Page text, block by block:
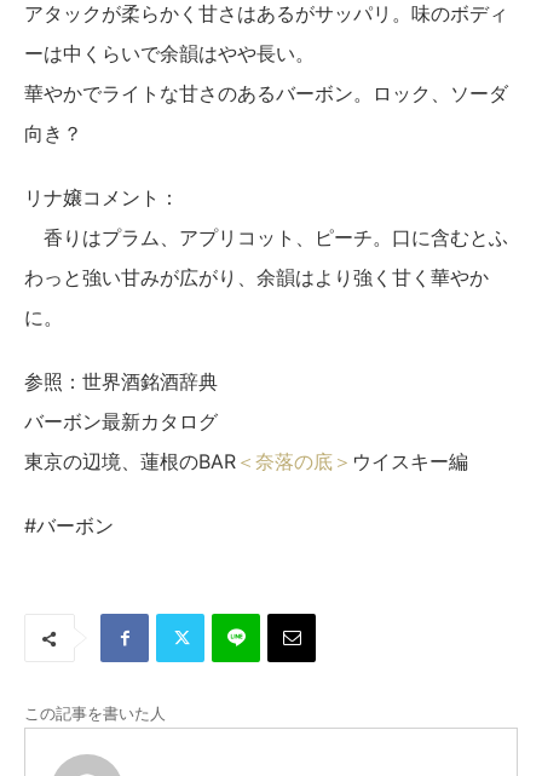
アタックが柔らかく甘さはあるがサッパリ。味のボディ
ーは中くらいで余韻はやや長い。
華やかでライトな甘さのあるバーボン。ロック、ソーダ
向き？
リナ嬢コメント：
香りはプラム、アプリコット、ピーチ。口に含むとふ
わっと強い甘みが広がり、余韻はより強く甘く華やか
に。
参照：世界酒銘酒辞典
バーボン最新カタログ
東京の辺境、蓮根のBAR ＜奈落の底＞ ウイスキー編
#バーボン
この記事を書いた人